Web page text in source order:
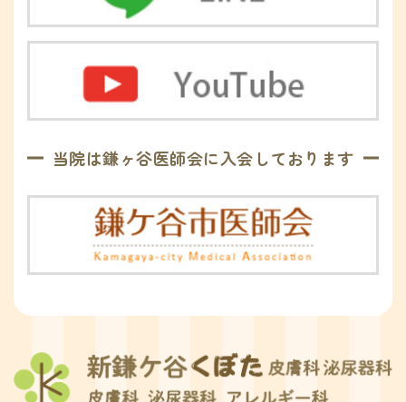
当院は鎌ヶ谷医師会に入会しております